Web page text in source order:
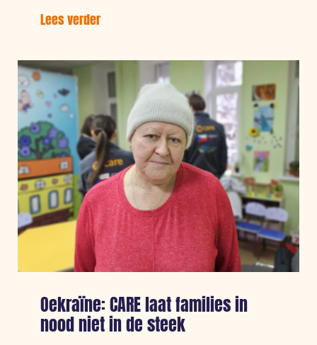
Lees verder
en
Libanon:
CARE’s
bewezen
aanpak
van
humanitaire
hulp
voor
vrouwen
Oekraïne: CARE laat families in
nood niet in de steek